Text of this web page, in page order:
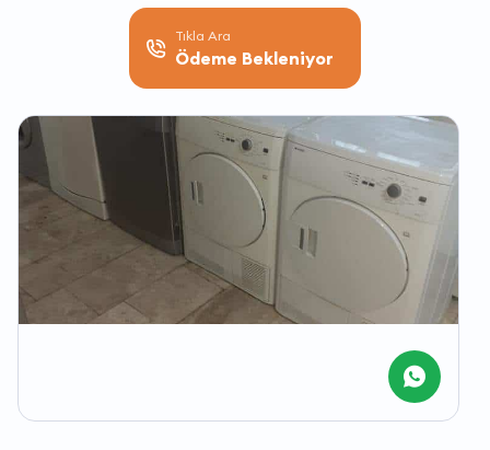
Tıkla Ara
Ödeme Bekleniyor